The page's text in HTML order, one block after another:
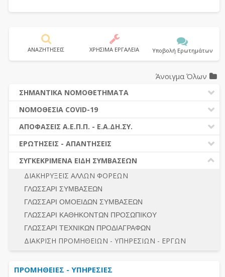
ΑΝΑΖΗΤΗΣΕΙΣ ΧΡΗΣΙΜΑ ΕΡΓΑΛΕΙΑ Υποβολή Ερωτημάτων
Άνοιγμα Όλων
ΣΗΜΑΝΤΙΚΑ ΝΟΜΟΘΕΤΗΜΑΤΑ
ΔΗΜΟΣΙΕΣ ΣΥΜΒΑΣΕΙΣ (Ν. 4412/2016)
ΔΗΜΟΤΙΚΟΣ ΚΩΔΙΚΑΣ (Ν.3463/2006)
ΚΑΛΛΙΚΡΑΤΗΣ (Ν.3852/2010)
ΝΟΜΟΘΕΣΙΑ - ΝΟΜΟΛΟΓΙΑ (ΣΥΝΟΛΟ)
ΝΟΜΟΘΕΣΙΑ COVID-19
ΝΟΜΟΘΕΣΙΑ - ΝΟΜΟΛΟΓΙΑ COVID -19
ΕΡΩΤΗΣΕΙΣ - ΑΠΑΝΤΗΣΕΙΣ
ΑΠΟΦΑΣΕΙΣ Α.Ε.Π.Π. - Ε.Α.ΔΗ.ΣΥ.
ΠΡΟΔΙΚΑΣΤΙΚΗ ΠΡΟΣΦΥΓΗ
ΓΕΝΙΚΟΙ ΚΑΝΟΝΕΣ
ΔΙΚΑΙΟΥΜΕΝΟΙ ΣΥΜΜΕΤΟΧΗΣ
ΠΡΟΣΦΟΡΕΣ – ΔΙΚΑΙΟΛΟΓΗΤΙΚΑ ΣΥΜΜΕΤΟΧΗΣ
ΔΙΕΞΑΓΩΓΗ ΔΙΑΔΙΚΑΣΙΑΣ
ΕΣΗΔΗΣ – ΚΗΜΔΗΣ
ΠΕΡΙΛΗΨΕΙΣ ΑΠΟΦΑΣΕΩΝ Α.Ε.Π.Π. - Ε.Α.ΔΗ.ΣΥ.
ΣΥΝΟΛΟ
ΕΡΩΤΗΣΕΙΣ - ΑΠΑΝΤΗΣΕΙΣ
Ν. 4782/2021 - ΤΡΟΠΟΠΟΙΗΣΗ 4412/2016
ΔΙΕΞΑΓΩΓΗ ΔΙΑΔΙΚΑΣΙΑΣ
ΔΙΑΔΙΚΑΣΙΕΣ ΑΝΑΘΕΣΗΣ
ΓΕΝΙΚΟΙ ΚΑΝΟΝΕΣ
ΠΡΟΕΤΟΙΜΑΣΙΑ - ΔΗΜΟΣΙΟΤΗΤΑ
ΛΟΓΟΙ ΑΠΟΚΛΕΙΣΜΟΥ-ΔΙΚΑΙΟΥΜΕΝΟΙ ΣΥΜΜΕΤΟΧΗΣ
ΠΡΟΣΦΟΡΕΣ - ΔΙΚΑΙΟΛΟΓΗΤΙΚΑ ΣΥΜΜΕΤΟΧΗΣ
ΣΥΓΚΕΚΡΙΜΕΝΑ ΕΙΔΗ ΣΥΜΒΑΣΕΩΝ
ΔΙΑΚΗΡΥΞΕΙΣ ΑΛΛΩΝ ΦΟΡΕΩΝ
ΓΛΩΣΣΑΡΙ ΣΥΜΒΑΣΕΩΝ
ΓΛΩΣΣΑΡΙ ΟΜΟΕΙΔΩΝ ΣΥΜΒΑΣΕΩΝ
ΓΛΩΣΣΑΡΙ ΚΑΘΗΚΟΝΤΩΝ ΠΡΟΣΩΠΙΚΟΥ
ΓΛΩΣΣΑΡΙ ΤΕΧΝΙΚΩΝ ΠΡΟΔΙΑΓΡΑΦΩΝ
ΔΙΑΚΡΙΣΗ ΠΡΟΜΗΘΕΙΩΝ - ΥΠΗΡΕΣΙΩΝ - ΕΡΓΩΝ
ΠΡΟΜΗΘΕΙΕΣ - ΥΠΗΡΕΣΙΕΣ